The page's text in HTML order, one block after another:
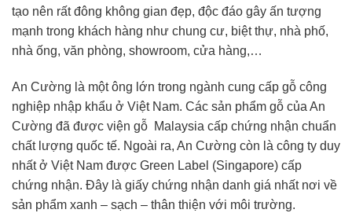
tạo nên rất đông không gian đẹp, độc đáo gây ấn tượng
mạnh trong khách hàng như chung cư, biệt thự, nhà phố,
nhà ống, văn phòng, showroom, cửa hàng,…
An Cường là một ông lớn trong ngành cung cấp gỗ công
nghiệp nhập khẩu ở Việt Nam. Các sản phẩm gỗ của An
Cường đã được viện gỗ Malaysia cấp chứng nhận chuẩn
chất lượng quốc tế. Ngoài ra, An Cường còn là công ty duy
nhất ở Việt Nam được Green Label (Singapore) cấp
chứng nhận. Đây là giấy chứng nhận danh giá nhất nơi về
sản phẩm xanh – sạch – thân thiện với môi trường.